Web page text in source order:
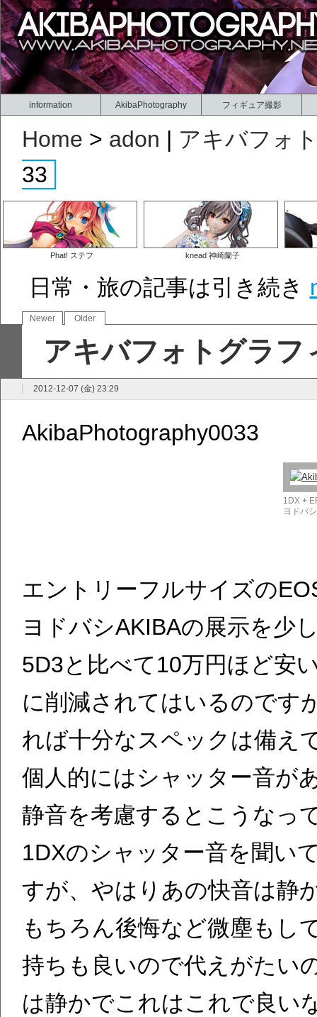
information AkibaPhotography フィギュア撮影
Home > adon | アキバフォ
33
Phat! ステフ knead 神崎蘭子
日常・旅の記事は引き続き
Newer Older
アキバフォトグラフ
2012-12-07 (金) 23:29
AkibaPhotography0033
1DX +
ヨドバ
エントリーフルサイズの
ヨドバシAKIBAの展示を少
5D3と比べて10万円ほど安
に削減されてはいるのです
れば十分なスペックは備え
個人的にはシャッター音が
静音を考慮するとこうなっ
1DXのシャッター音を聞い
すが、やはりあの快音は静
もちろん後悔など微塵もし
持ちも良いので代えがたい
は静かでこれはこれで良い